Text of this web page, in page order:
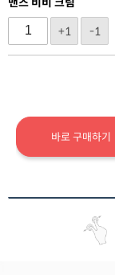
+1
-1
바로 구매하기